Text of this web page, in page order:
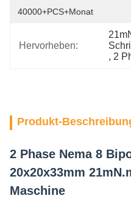
40000+PCS+Monat
Hervorheben:
, 2
Produkt-
2 Phase Nema 8
20x20x33mm
Maschine